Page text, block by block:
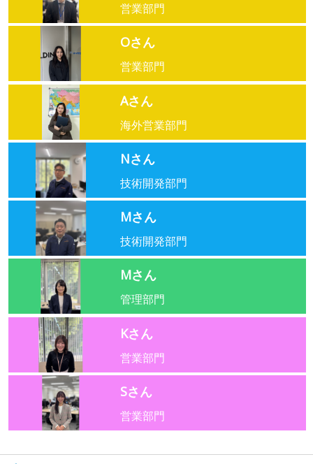
営業部門
Oさん
営業部門
Aさん
海外営業部門
Nさん
技術開発部門
Mさん
技術開発部門
Mさん
管理部門
Kさん
営業部門
Sさん
営業部門